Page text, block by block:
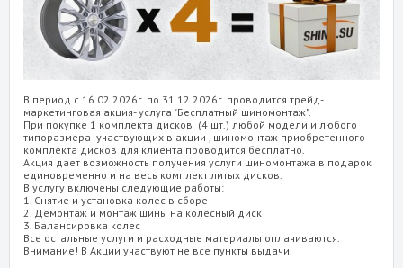
В период с 16.02.2026г. по 31.12.2026г. проводится трейд-
маркетинговая акция- услуга "Бесплатный шиномонтаж".
При покупке 1 комплекта дисков (4 шт.) любой модели и любого
типоразмера участвующих в акции , шиномонтаж приобретенного
комплекта дисков для клиента проводится бесплатно.
Акция дает возможность получения услуги шиномонтажа в подарок
единовременно и на весь комплект литых дисков.
В услугу включены следующие работы:
1. Снятие и установка колес в сборе
2. Демонтаж и монтаж шины на колесный диск
3. Балансировка колес
Все остальные услуги и расходные материалы оплачиваются.
Внимание! В Акции участвуют не все пункты выдачи.